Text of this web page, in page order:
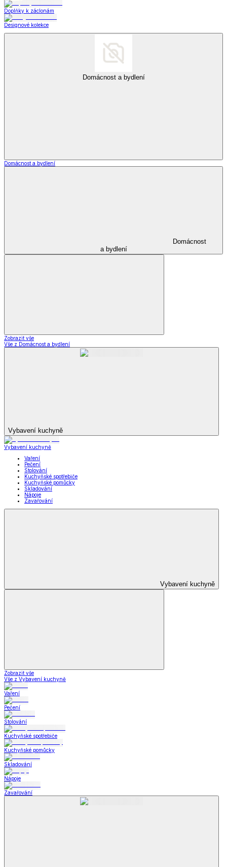
Doplňky k záclonám
Designové kolekce
Domácnost a bydlení
Domácnost a bydlení
Domácnost
a bydlení
Zobrazit vše
Vše z Domácnost a bydlení
Vybavení kuchyně
Vybavení kuchyně
Vaření
Pečení
Stolování
Kuchyňské spotřebiče
Kuchyňské pomůcky
Skladování
Nápoje
Zavařování
Vybavení kuchyně
Zobrazit vše
Vše z Vybavení kuchyně
Vaření
Pečení
Stolování
Kuchyňské spotřebiče
Kuchyňské pomůcky
Skladování
Nápoje
Zavařování